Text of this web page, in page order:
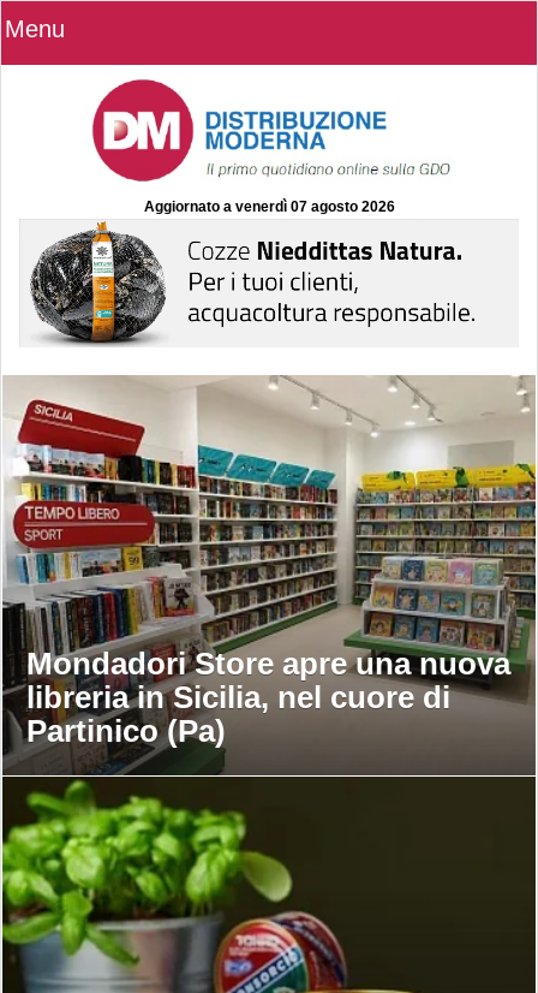
Menu
Aggiornato a venerdì 07 agosto 2026
Mondadori Store apre una nuova
libreria in Sicilia, nel cuore di
Partinico (Pa)